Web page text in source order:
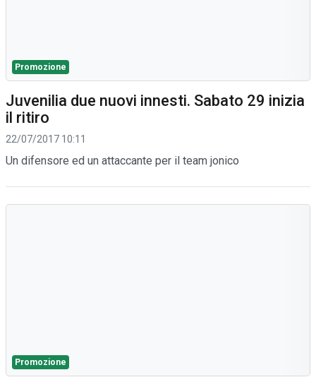
Promozione
Juvenilia due nuovi innesti. Sabato 29 inizia
il ritiro
22/07/2017 10:11
Un difensore ed un attaccante per il team jonico
Promozione